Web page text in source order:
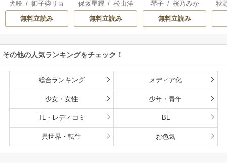
買った純愛こじら
せ騎士団長に運命
の愛を捧げられま
犬咲 /御子柴リョ
ウ
無料立読み
ゲームW
保坂星耀 /松山洋
無料立読み
はもう放っておい
てください
琴子/ 桜乃みか
無料立読み
秋
その他の人気ランキングをチェック！
総合ランキング メディア化
少女・女性 少年・青年
TL・レディコミ BL
異世界・転生 お色気